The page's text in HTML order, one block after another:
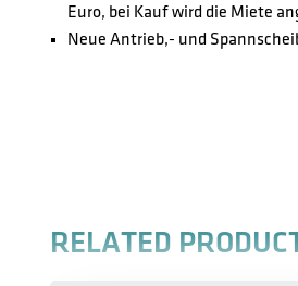
Euro, bei Kauf wird die Miete
Neue Antrieb,- und
RELATED